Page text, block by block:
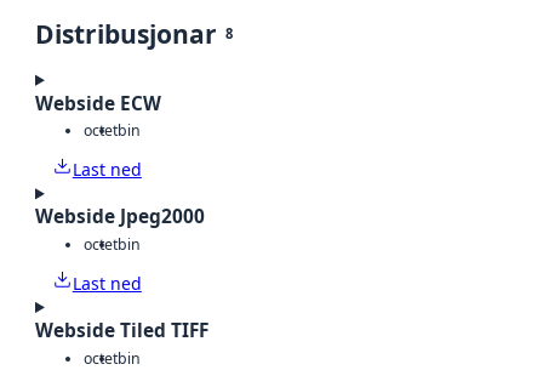
Distribusjonar 8
Webside ECW
octetbin
Last ned
Webside Jpeg2000
octetbin
Last ned
Webside Tiled TIFF
octetbin